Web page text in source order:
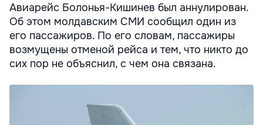
Авиарейс Болонья-Кишинев был аннулирован.
Об этом молдавским СМИ сообщил один из
его пассажиров. По его словам, пассажиры
возмущены отменой рейса и тем, что никто до
сих пор не объяснил, с чем она связана.